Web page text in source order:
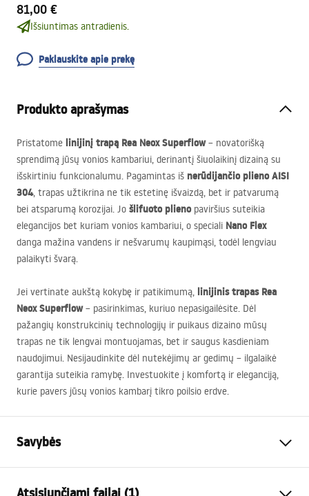
81,00 €
Išsiuntimas antradienis.
Paklauskite apie prekę
Produkto aprašymas
Pristatome linijinį trapą Rea Neox Superflow– novatorišką
sprendimą jūsų vonios kambariui, derinantį šiuolaikinį dizainą su
išskirtiniu funkcionalumu. Pagamintas iš nerūdijančio plienoAISI
304, trapas užtikrina ne tik estetinę išvaizdą, bet ir patvarumą
bei atsparumą korozijai. Jo šlifuoto plienopaviršius suteikia
elegancijos bet kuriam vonios kambariui, o speciali Nano Flex
danga mažina vandens ir nešvarumų kaupimąsi, todėl lengviau
palaikyti švarą.
Jei vertinate aukštą kokybę ir patikimumą, linijinis trapas Rea
Neox Superflow– pasirinkimas, kuriuo nepasigailėsite. Dėl
pažangių konstrukcinių technologijų ir puikaus dizaino mūsų
trapas ne tik lengvai montuojamas, bet ir saugus kasdieniam
naudojimui. Nesijaudinkite dėl nutekėjimų ar gedimų – ilgalaikė
garantija suteikia ramybę. Investuokite į komfortą ir eleganciją,
kurie pavers jūsų vonios kambarį tikro poilsio erdve.
Savybės